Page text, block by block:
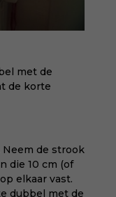
met de
de korte
de strook
die 10 cm (of
elkaar vast.
dubbel met de